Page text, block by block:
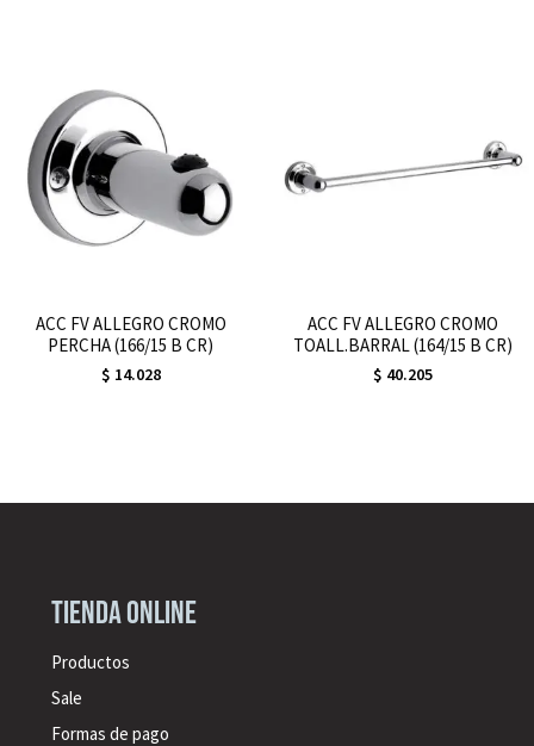
ACC FV ALLEGRO CROMO
PERCHA (166/15 B CR)
$ 14.028
ACC FV ALLEGRO CROMO
TOALL.BARRAL (164/15 B CR)
$ 40.205
Tienda online
Productos
Sale
Formas de pago